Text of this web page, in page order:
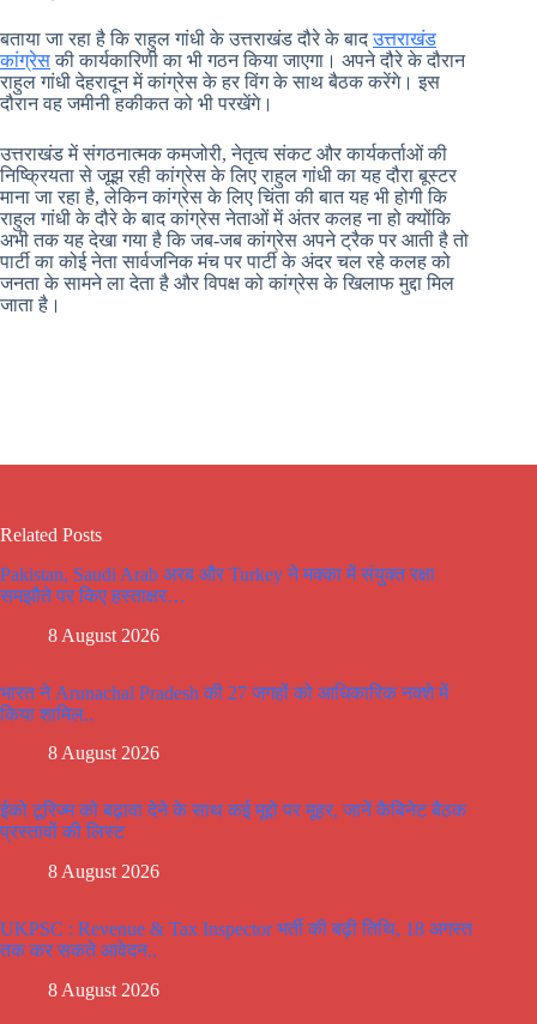
बताया जा रहा है कि राहुल गांधी के उत्तराखंड दौरे के बादउत्तराखंड
कांग्रेसकी कार्यकारिणी का भी गठन किया जाएगा। अपने दौरे के दौरान
राहुल गांधी देहरादून में कांग्रेस के हर विंग के साथ बैठक करेंगे। इस
दौरान वह जमीनी हकीकत को भी परखेंगे।
उत्तराखंड में संगठनात्मक कमजोरी, नेतृत्व संकट और कार्यकर्ताओं की
निष्क्रियता से जूझ रही कांग्रेस के लिए राहुल गांधी का यह दौरा बूस्टर
माना जा रहा है, लेकिन कांग्रेस के लिए चिंता की बात यह भी होगी कि
राहुल गांधी के दौरे के बाद कांग्रेस नेताओं में अंतर कलह ना हो क्योंकि
अभी तक यह देखा गया है कि जब-जब कांग्रेस अपने ट्रैक पर आती है तो
पार्टी का कोई नेता सार्वजनिक मंच पर पार्टी के अंदर चल रहे कलह को
जनता के सामने ला देता है और विपक्ष को कांग्रेस के खिलाफ मुद्दा मिल
जाता है।
Related Posts
Pakistan, Saudi Arab अरब और Turkey ने मक्का में संयुक्त रक्षा
समझौते पर किए हस्ताक्षर…
8 August 2026
भारत ने Arunachal Pradesh की 27 जगहों को आधिकारिक नक्शे में
किया शामिल..
8 August 2026
ईको टूरिज्म को बढ़ावा देने के साथ कई मूद्दो पर मूहर, जानें कैबिनेट बैठक
प्रस्तावों की लिस्ट
8 August 2026
UKPSC : Revenue & Tax Inspector भर्ती की बढ़ी तिथि, 18 अगस्त
तक कर सकते आवेदन..
8 August 2026